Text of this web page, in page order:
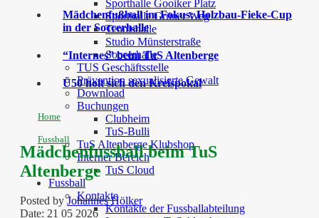
Sporthalle Gooiker Platz
Sporthalle Grüner Weg
Tennishalle
Studio Münsterstraße
Soccerhalle
TUS Geschäftsstelle
Prävention sexualisierte Gewalt
Download
Buchungen
Clubheim
TuS-Bulli
TuS Altenberge Klubshop
Interner Bereich
TuS Cloud
Fussball
Kontakte
Kontakte der Fussballabteilung
Mädchenfußball im Fokus: Holzbau-Fieke-Cup
in der Soccerhalle
“Internes” beim TuS Altenberge
Ü50 holt sich den Kreispokal
Home
Fussball
Mädchenfussball beim TuS
Altenberge
Posted byJohannes Hölker
Date: 21 05 2026